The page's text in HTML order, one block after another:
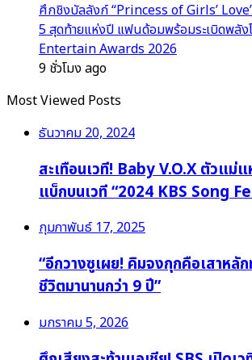
ศึกชิงบัลลังก์ “Princess of Girls’
5 สุดท้ายแห่งปี แฟนด้อมพร้อมระเบิดพลัง
Entertain Awards 2026
9 ชั่วโมง ago
Most Viewed Posts
ธันวาคม 20, 2024
สะเทือนเวที! Baby V.O.X ตัวแม่
แบ็กบนเวที “2024 KBS Song
กุมภาพันธ์ 17, 2025
“อีกวางซูเผย! คิมจงกุกคือเสาหลัก
ชีวิตมานานกว่า 9 ปี”
มกราคม 5, 2026